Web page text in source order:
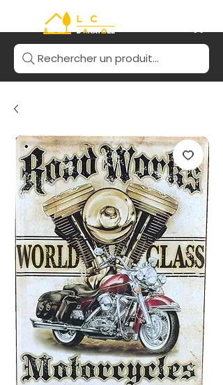
Rechercher un produit...